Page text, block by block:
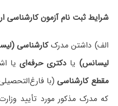
شرایط ثبت نام آزمون کارشناسی
الف) داشتن مدرککارشناسی
لیسانس) یا دکتری حرفه‌اییا
مقطع کارشناسی(با
که مدرک مذکور مورد تأیید